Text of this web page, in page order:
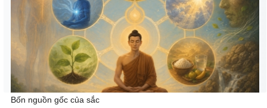
Bốn nguồn gốc của sắc